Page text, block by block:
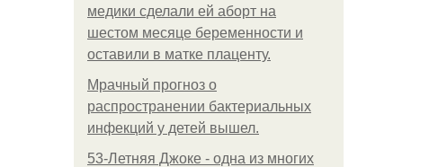
медики сделали ей аборт на
шестом месяце беременности и
оставили в матке плаценту.
Мрачный прогноз о
распространении бактериальных
инфекций у детей вышел.
53-Летняя Джоке - одна из многих